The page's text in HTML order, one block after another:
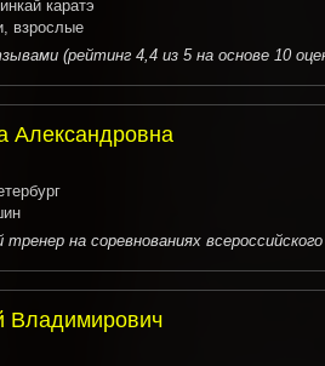
каратэ
взрослые
(рейтинг 4,4 из 5 на основе 10
Александровна
на соревнованиях
Владимирович